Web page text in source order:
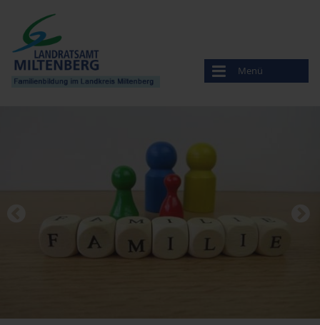
Menü
Willkommen auf der Welt